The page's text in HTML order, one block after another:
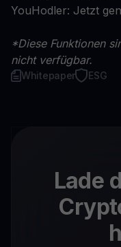
YouHodler: Jetzt
*Diese Funktionen
nicht verfügbar.
Whitepaper ESG
Lade